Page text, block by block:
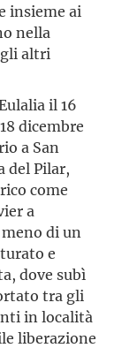
insieme ai
nella
altri
il 16
dicembre
a San
del Pilar,
come
a
di un
e
dove subì
tra gli
in località
liberazione